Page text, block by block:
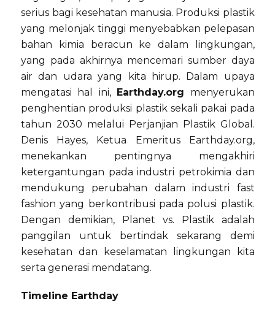
serius bagi kesehatan manusia. Produksi plastik
yang melonjak tinggi menyebabkan pelepasan
bahan kimia beracun ke dalam lingkungan,
yang pada akhirnya mencemari sumber daya
air dan udara yang kita hirup. Dalam upaya
mengatasi hal ini, Earthday.org menyerukan
penghentian produksi plastik sekali pakai pada
tahun 2030 melalui Perjanjian Plastik Global.
Denis Hayes, Ketua Emeritus Earthday.org,
menekankan pentingnya mengakhiri
ketergantungan pada industri petrokimia dan
mendukung perubahan dalam industri fast
fashion yang berkontribusi pada polusi plastik.
Dengan demikian, Planet vs. Plastik adalah
panggilan untuk bertindak sekarang demi
kesehatan dan keselamatan lingkungan kita
serta generasi mendatang.
Timeline Earthday